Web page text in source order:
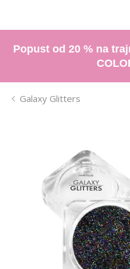
Popust od 20 % na
Galaxy Glitters